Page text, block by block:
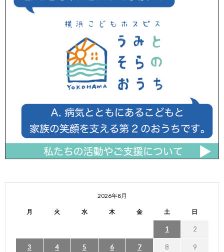
2026年8月
月 火 水 木 金 土 日
1 2
3 4 5 6 7 8 9